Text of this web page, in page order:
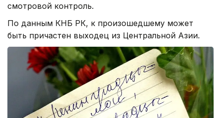
смотровой контроль.
По данным КНБ РК, к произошедшему может
быть причастен выходец из Центральной Азии.